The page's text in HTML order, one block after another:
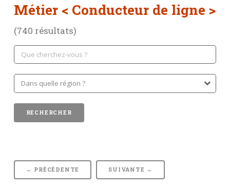
Métier < Conducteur de ligne >
(740 résultats)
← PRÉCÉDENTE SUIVANTE →